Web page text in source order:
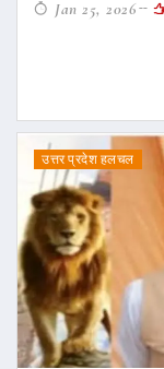
Jan 25, 2026
उत्तर प्रदेश हलचल